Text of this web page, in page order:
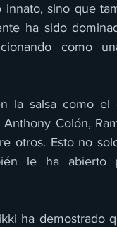
innato, sino que
ha sido
como
la salsa como el
Colón,
otros. Esto no
le ha abierto
ha demostrado